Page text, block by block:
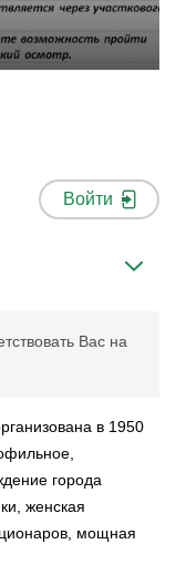
Войти
Вас на
в 1950
города
женская
мощная